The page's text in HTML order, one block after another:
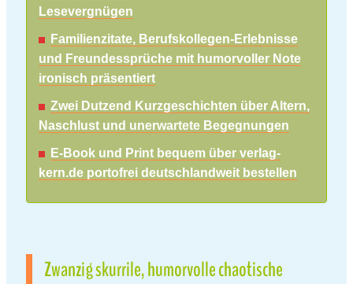
Lesevergnügen
Familienzitate, Berufskollegen-Erlebnisse
und Freundessprüche mit humorvoller Note
ironisch präsentiert
Zwei Dutzend Kurzgeschichten über Altern,
Naschlust und unerwartete Begegnungen
E-Book und Print bequem über verlag-
kern.de portofrei deutschlandweit bestellen
Zwanzig skurrile, humorvolle chaotische